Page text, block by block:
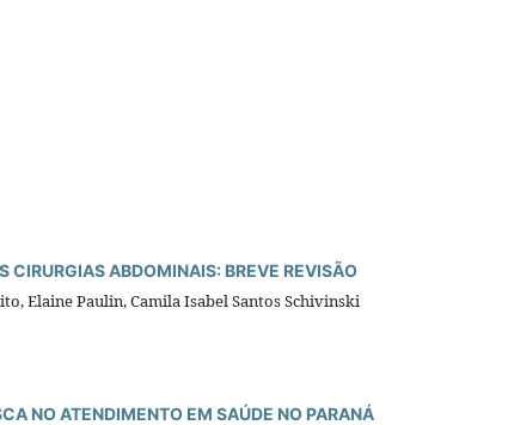
CIRURGIAS ABDOMINAIS: BREVE REVISÃO
Elaine Paulin, Camila Isabel Santos Schivinski
NO ATENDIMENTO EM SAÚDE NO PARANÁ